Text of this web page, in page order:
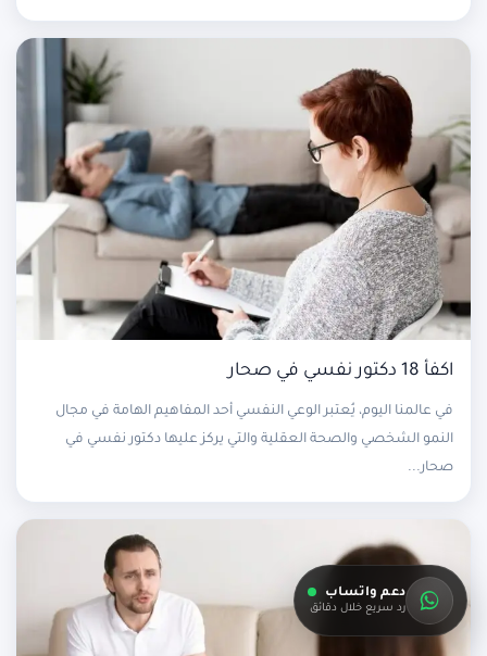
اكفأ 18 دكتور نفسي في صحار
في عالمنا اليوم، يُعتبر الوعي النفسي أحد المفاهيم الهامة في مجال
النمو الشخصي والصحة العقلية والتي يركز عليها دكتور نفسي في
صحار...
دعم واتساب
رد سريع خلال دقائق